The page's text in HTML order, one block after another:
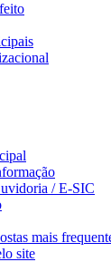
/ E-SIC
mais
site